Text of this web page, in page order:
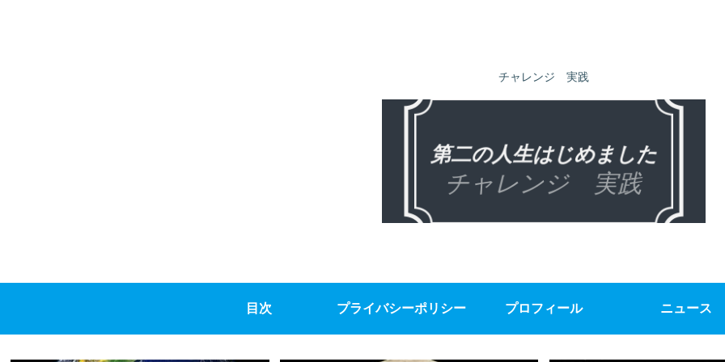
チャレンジ 実践
目次 プライバシーポリシー プロフィール ニュース